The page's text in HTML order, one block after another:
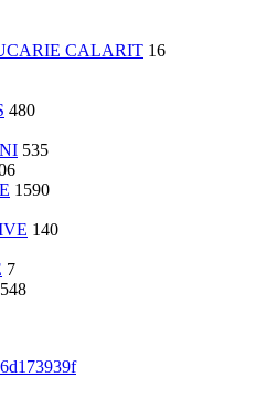
CALARIT 16
480
535
1590
140
7